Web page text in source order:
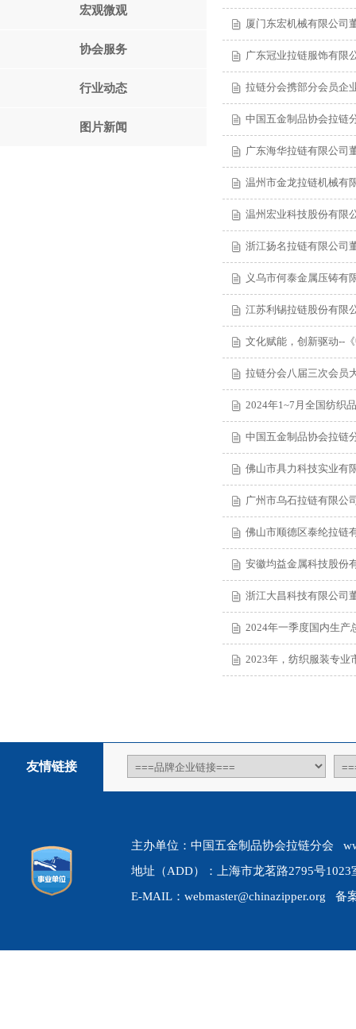
宏观微观
协会服务
行业动态
图片新闻
厦门东宏机械有限公司
广东冠业拉链服饰有限
拉链分会携部分会员企
中国五金制品协会拉链
广东海华拉链有限公司
温州市金龙拉链机械有
温州宏业科技股份有限
浙江扬名拉链有限公司
义乌市何泰金属压铸有
江苏利锡拉链股份有限
文化赋能，创新驱动--
拉链分会八届三次会员
2024年1~7月全国纺织
中国五金制品协会拉链
佛山市具力科技实业有
广州市乌石拉链有限公
佛山市顺德区泰纶拉链
安徽均益金属科技股份
浙江大昌科技有限公司
2024年一季度国内生产
2023年，纺织服装专业
友情链接
主办单位：中国五金制品协会拉链分会
地址（ADD）：上海市龙茗路2795号
E-MAIL：webmaster@chinazipper.org 备